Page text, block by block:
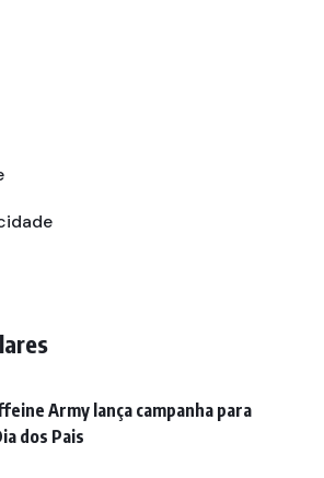
Army lança campanha para
dos Pais